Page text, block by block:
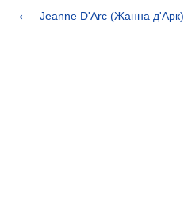
Jeanne D'Arc (Жанна д'Арк)